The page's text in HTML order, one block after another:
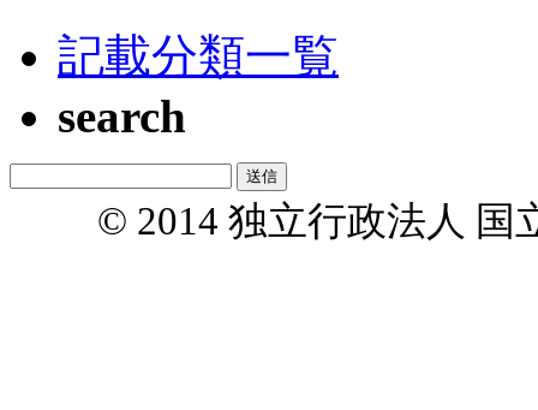
記載分類一覧
search
© 2014 独立行政法人 国